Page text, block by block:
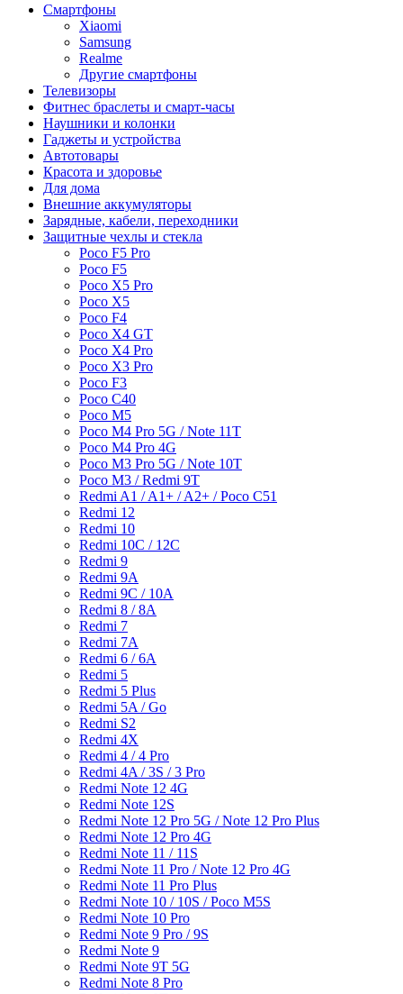
Смартфоны
Xiaomi
Samsung
Realme
Другие смартфоны
Телевизоры
Фитнес браслеты и смарт-часы
Наушники и колонки
Гаджеты и устройства
Автотовары
Красота и здоровье
Для дома
Внешние аккумуляторы
Зарядные, кабели, переходники
Защитные чехлы и стекла
Poco F5 Pro
Poco F5
Poco X5 Pro
Poco X5
Poco F4
Poco X4 GT
Poco X4 Pro
Poco X3 Pro
Poco F3
Poco C40
Poco M5
Poco M4 Pro 5G / Note 11T
Poco M4 Pro 4G
Poco M3 Pro 5G / Note 10T
Poco M3 / Redmi 9T
Redmi A1 / A1+ / A2+ / Poco C51
Redmi 12
Redmi 10
Redmi 10C / 12C
Redmi 9
Redmi 9A
Redmi 9C / 10A
Redmi 8 / 8A
Redmi 7
Redmi 7A
Redmi 6 / 6A
Redmi 5
Redmi 5 Plus
Redmi 5A / Go
Redmi S2
Redmi 4X
Redmi 4 / 4 Pro
Redmi 4A / 3S / 3 Pro
Redmi Note 12 4G
Redmi Note 12S
Redmi Note 12 Pro 5G / Note 12 Pro Plus
Redmi Note 12 Pro 4G
Redmi Note 11 / 11S
Redmi Note 11 Pro / Note 12 Pro 4G
Redmi Note 11 Pro Plus
Redmi Note 10 / 10S / Poco M5S
Redmi Note 10 Pro
Redmi Note 9 Pro / 9S
Redmi Note 9
Redmi Note 9T 5G
Redmi Note 8 Pro